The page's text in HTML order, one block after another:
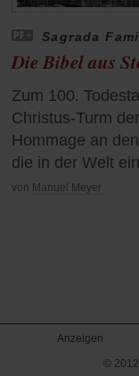
Sagrada
Die Bibel aus
Zum 100.
Christus-Turm
Hommage an
die in der Welt
von Manuel Meyer
Anzeigen
©